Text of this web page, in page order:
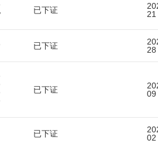
已下证
21
已下证
28
已下证
09
已下证
02